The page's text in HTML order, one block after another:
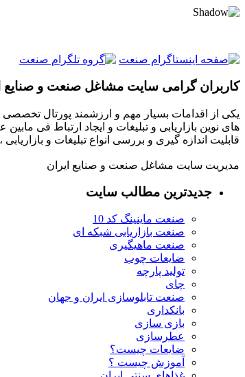
کاربران گرامی سایت مشاغل صنعت و صنایع
یکی از اقدامات بسیار مهم و ارزشمند پورتال
های نوین بازاریابی و تبلیغات و ایجاد ارتباط فی
قابلیت اندازه گیری و بررسی انواع تبلیغات و
مدیریت سایت مشاغل صنعت و صنایع ایران
جدیدترین مطالب سایت
صنعت ماینینگ کد 10
صنعت بازاریابی شبکه ای
صنعت ماهیگیری
ضایعات چوب
تولید پارچه
چای
صنعت تابلوسازی ایران و جهان
بانکداری
بازی سازی
عطرسازی
ضایعات چیست؟
آموزش چیست ؟